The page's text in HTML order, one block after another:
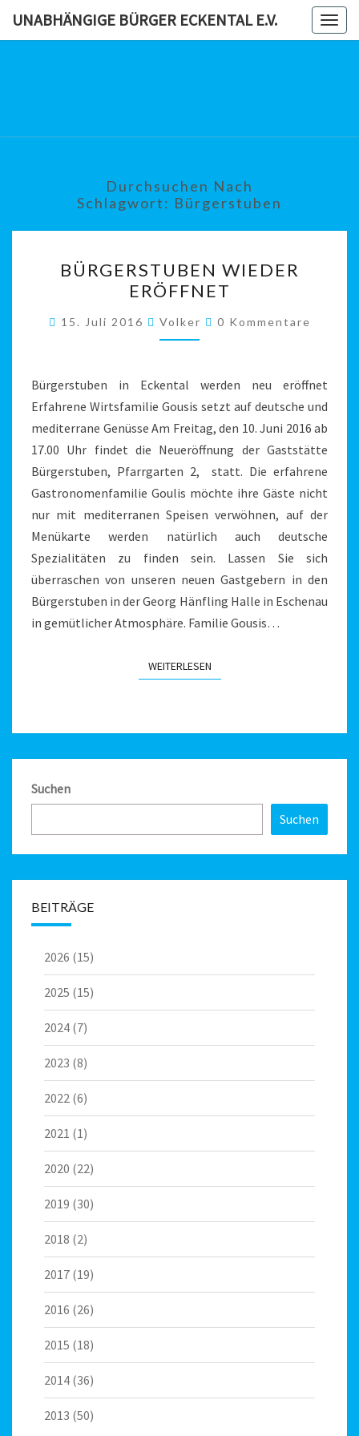
UNABHÄNGIGE BÜRGER ECKENTAL E.V.
Durchsuchen Nach
Schlagwort: Bürgerstuben
WIEDER
ERÖFFNET
BÜRGERSTUBEN WIEDER
ERÖFFNET
15. Juli 2016 Volker Kommentare
0 Kommentare
Bürgerstuben in Eckental werden neu eröffnet
Erfahrene Wirtsfamilie Gousis setzt auf deutsche und
mediterrane Genüsse Am Freitag, den 10. Juni 2016 ab
17.00 Uhr findet die Neueröffnung der Gaststätte
Bürgerstuben, Pfarrgarten 2, statt. Die erfahrene
Gastronomenfamilie Goulis möchte ihre Gäste nicht
nur mit mediterranen Speisen verwöhnen, auf der
Menükarte werden natürlich auch deutsche
Spezialitäten zu finden sein. Lassen Sie sich
überraschen von unseren neuen Gastgebern in den
Bürgerstuben in der Georg Hänfling Halle in Eschenau
in gemütlicher Atmosphäre. Familie Gousis…
WEITERLESENWEITERLESEN
Suchen
Suchen
BEITRÄGE
2026 (15)
2025 (15)
2024 (7)
2023 (8)
2022 (6)
2021 (1)
2020 (22)
2019 (30)
2018 (2)
2017 (19)
2016 (26)
2015 (18)
2014 (36)
2013 (50)